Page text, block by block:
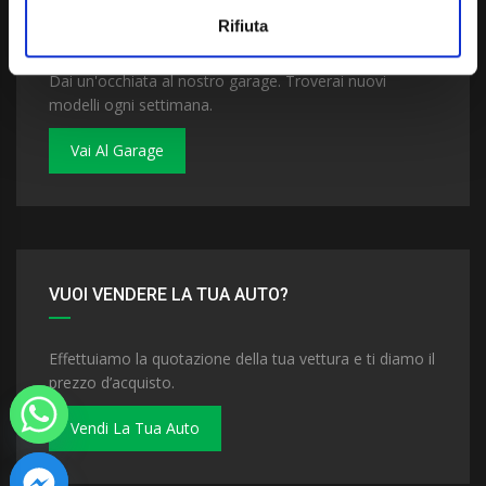
Rifiuta
VUOI COMPRARE UNA NUOVA AUTO?
Dai un'occhiata al nostro garage. Troverai nuovi
modelli ogni settimana.
Vai Al Garage
VUOI VENDERE LA TUA AUTO?
Effettuiamo la quotazione della tua vettura e ti diamo il
prezzo d’acquisto.
Vendi La Tua Auto